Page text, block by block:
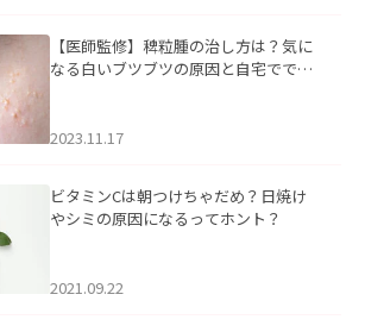
【医師監修】稗粒腫の治し方は？気に
なる白いブツブツの原因と自宅ででき
2023.11.17
ビタミンCは朝つけちゃだめ？日焼け
やシミの原因になるってホント？
2021.09.22